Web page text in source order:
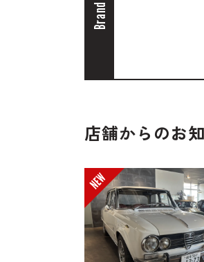
Brand
店舗からのお